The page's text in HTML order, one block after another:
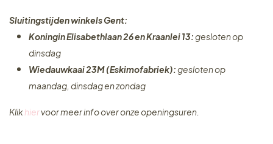
Sluitingstijden winkels Gent:
Koningin Elisabethlaan 26 en Kraanlei 13:gesloten op
dinsdag
Wiedauwkaai 23M (Eskimofabriek):gesloten op
maandag, dinsdag en zondag
Klikhiervoor meer info over onze openingsuren.